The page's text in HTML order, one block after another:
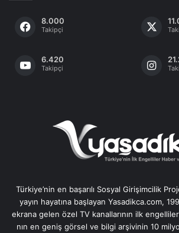
8.000
Takipçi
6.420
Takipçi
Türkiye’nin en başarılı Sosyal Girişimcilik
yayın hayatına başlayan Yasadikca.com,
ekrana gelen özel TV kanallarının ilk engelliler
nın en geniş görsel ve bilgi arşivinin 10